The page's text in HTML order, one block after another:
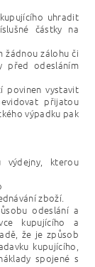
uhradit
částky na
žádnou zálohu či
před odesláním
povinen vystavit
přijatou
výpadku pak
výdejny, kterou
zboží.
odeslání a
kupujícího a
že je způsob
kupujícího,
spojené s